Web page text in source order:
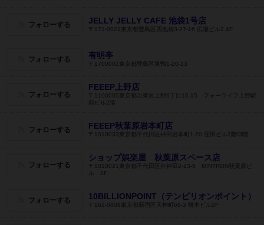
フォローする JELLY JELLY CAFE 池袋1号店
〒171-0021東京都豊島区西池袋3-27-16 広瀬ビル2 4F
フォローする 有明亭
〒1700002東京都豊島区巣鴨1-20-13
フォローする
FEEEP上野店
〒1100005東京都台東区上野6丁目16-15 フォーライフ上野駅
前ビル2階
フォローする FEEEP秋葉原岩本町店
〒1010033東京都千代田区神田岩本町1-20 窪田ビル2階/3階
フォローする
ショップ娯楽屋 秋葉原スペース店
〒1010021東京都千代田区外神田2-13-5 MINTRON秋葉原ビ
ル 2F
フォローする 10BILLIONPOINT（テンビリオンポイント）
〒162-0808東京都新宿区天神町68-3 橋本ビル2F